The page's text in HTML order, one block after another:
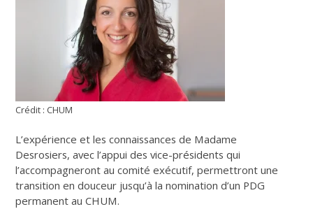
Crédit : CHUM
L’expérience et les connaissances de Madame
Desrosiers, avec l’appui des vice-présidents qui
l’accompagneront au comité exécutif, permettront une
transition en douceur jusqu’à la nomination d’un PDG
permanent au CHUM.